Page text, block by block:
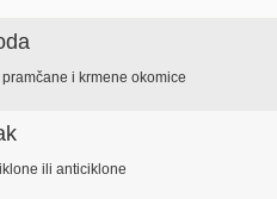
i krmene okomice
ili anticiklone